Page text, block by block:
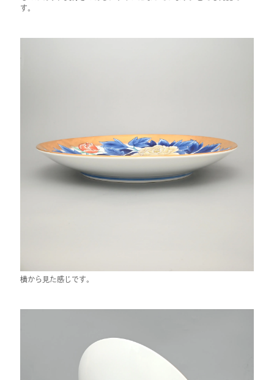
す。
横から見た感じです。